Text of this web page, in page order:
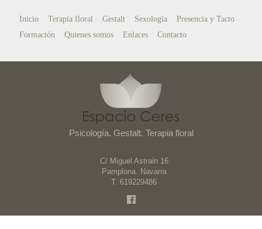
Psicología. Gestalt. Terapia floral
C/ Miguel Astrain 16
Pamplona. Navarra
T. 619229486
Inicio Terapia floral Gestalt Sexología
Presencia y Tacto
Formación
Quienes somos Enlaces Contacto